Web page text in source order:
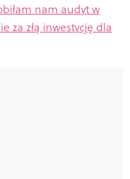
nam audyt w
za złą inwestycję dla